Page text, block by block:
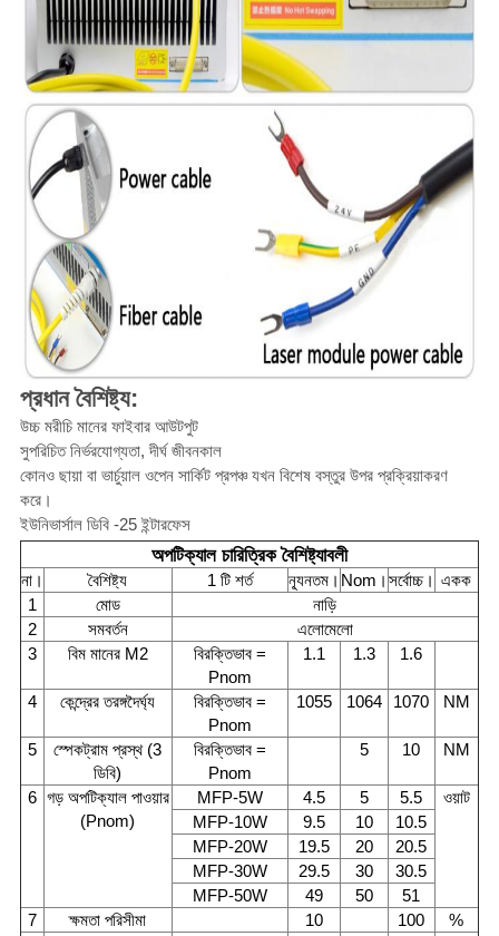
প্রধান বৈশিষ্ট্য:
উচ্চ মরীচি মানের ফাইবার আউটপুট
সুপরিচিত নির্ভরযোগ্যতা, দীর্ঘ জীবনকাল
কোনও ছায়া বা ভার্চুয়াল ওপেন সার্কিট প্রপঞ্চ যখন বিশেষ বস্তুর উপর প্রক্রিয়াকরণ
করে।
ইউনিভার্সাল ডিবি -25 ইন্টারফেস
অপটিক্যাল চারিত্রিক বৈশিষ্ট্যাবলী
না। বৈশিষ্ট্য 1 টি শর্ত ন্যূনতম। Nom। সর্বোচ্চ। একক
1
মোড
নাড়ি
2
সমবর্তন
এলোমেলো
3
বিম মানের M2
বিরক্তিভাব =
Pnom
1.1 1.3 1.6
4 কেন্দ্রের তরঙ্গদৈর্ঘ্য
বিরক্তিভাব =
Pnom
1055 1064 1070 NM
5
স্পেকট্রাম প্রস্থ (3
ডিবি)
বিরক্তিভাব =
Pnom
5 10 NM
6 গড় অপটিক্যাল পাওয়ার
(Pnom)
MFP-5W 4.5 5 5.5
ওয়াট
MFP-10W
9.5 10
10.5
MFP-20W
19.5 20
20.5
MFP-30W
29.5 30
30.5
MFP-50W
49 50
51
7
ক্ষমতা পরিসীমা 10 100
%